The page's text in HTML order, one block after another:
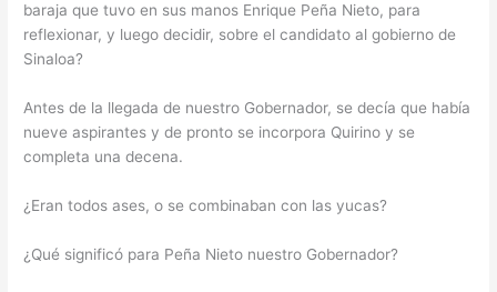
baraja que tuvo en sus manos Enrique Peña Nieto, para
reflexionar, y luego decidir, sobre el candidato al gobierno de
Sinaloa?
Antes de la llegada de nuestro Gobernador, se decía que había
nueve aspirantes y de pronto se incorpora Quirino y se
completa una decena.
¿Eran todos ases, o se combinaban con las yucas?
¿Qué significó para Peña Nieto nuestro Gobernador?